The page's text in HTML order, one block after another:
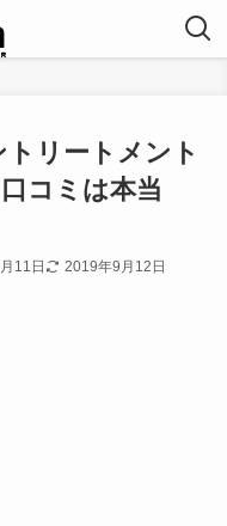
リートメント
コミは本当
11日 2019年9月12日